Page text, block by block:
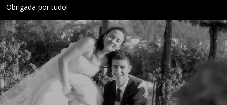
Obrigada por tudo!